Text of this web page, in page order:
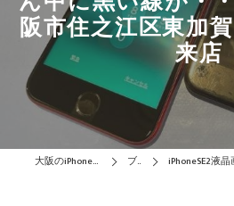
阪市住之江区東加
来店
大阪のiPhone修理はCare Mobile ブログ iPhoneSE2液晶画面交換修理【